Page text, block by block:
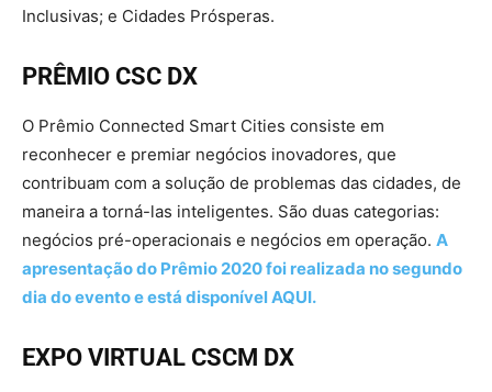
Inclusivas; e Cidades Prósperas.
PRÊMIO CSC DX
O Prêmio Connected Smart Cities consiste em
reconhecer e premiar negócios inovadores, que
contribuam com a solução de problemas das cidades, de
maneira a torná-las inteligentes. São duas categorias:
negócios pré-operacionais e negócios em operação. A
apresentação do Prêmio 2020 foi realizada no segundo
dia do evento e está disponível AQUI.
EXPO VIRTUAL CSCM DX